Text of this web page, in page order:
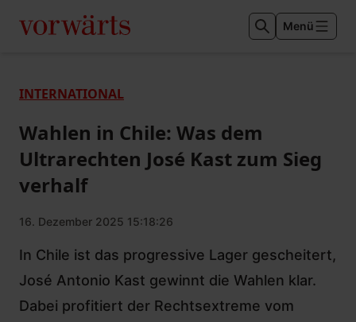
Menü
INTERNATIONAL
Wahlen in Chile: Was dem
Ultrarechten José Kast zum Sieg
verhalf
16. Dezember 2025 15:18:26
In Chile ist das progressive Lager gescheitert,
José Antonio Kast gewinnt die Wahlen klar.
Dabei profitiert der Rechtsextreme vom